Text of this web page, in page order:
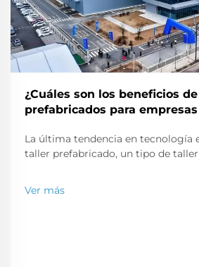
¿Cuáles son los beneficios
prefabricados para
La última tendencia en tecnología
taller prefabricado, un tipo de
ensamblarse como un
moderno de construcción es una
Ver más